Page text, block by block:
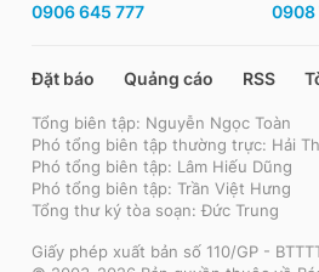
0906 645 777 0908
Đặt báo Quảng cáo RSS
Tổng biên tập: Nguyễn Ngọc Toàn
Phó tổng biên tập thường trực: Hải
Phó tổng biên tập: Lâm Hiếu Dũng
Phó tổng biên tập: Trần Việt Hưng
Tổng thư ký tòa soạn: Đức Trung
Giấy phép xuất bản số 110/GP -